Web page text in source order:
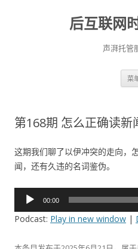
后互联网
声湃托管
菜
第168期 怎么正确读新
这期我们聊了以伊冲突的走向，
闻，还有久违的名词鉴伪。
播
00:00
Podcast: Play in new window |